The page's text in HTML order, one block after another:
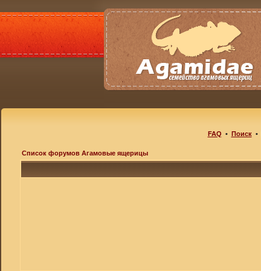
FAQ • Поиск•
Список форумов Агамовые ящерицы